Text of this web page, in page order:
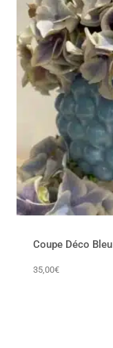
Coupe Déco Bleu
35,00€